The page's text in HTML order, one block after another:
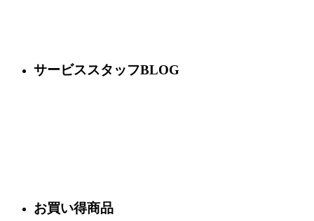
サービススタッフBLOG
お買い得商品